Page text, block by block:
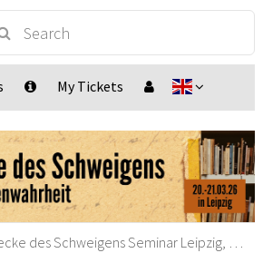
My Tickets
des Schweigens Seminar Leipzig, Leipzig